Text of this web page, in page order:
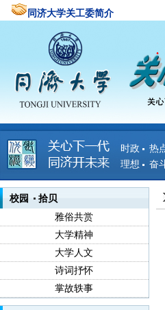
同济大学关工委简介
时政 热
理想 奋
校园 拾贝
雅俗共赏
大学精神
大学人文
诗词抒怀
掌故轶事